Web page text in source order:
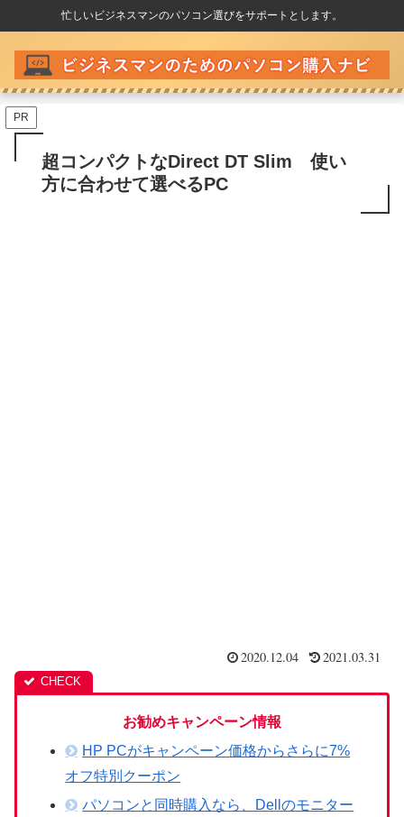
忙しいビジネスマンのパソコン選びをサポートとします。
PR
超コンパクトなDirect DT Slim 使い
方に合わせて選べるPC
2020.12.04 2021.03.31
お勧めキャンペーン情報
HP PCがキャンペーン価格からさらに7%
オフ特別クーポン
パソコンと同時購入なら、Dellのモニター